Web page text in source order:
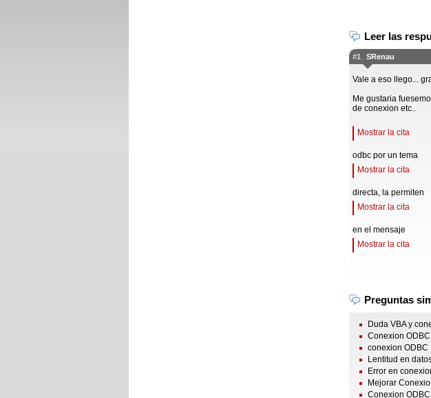
Leer las
#1 SRenau
Vale a eso llego...
Me gustaria
de conexion etc..
Mostrar la cita
odbc por un tema
Mostrar la cita
directa, la permiten
Mostrar la cita
en el mensaje
Mostrar la cita
Preguntas
Duda VBA y
Conexion
conexion ODBC
Lentitud en
Error en
Mejorar
Conexion ODBC